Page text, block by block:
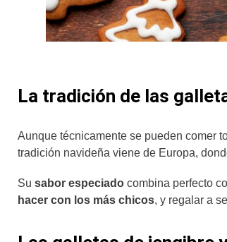
La tradición de las
Aunque técnicamente se pueden comer
tradición navideña viene de Europa,
Su sabor especiado combina perfecto
hacer con los más chicos, y regalar a